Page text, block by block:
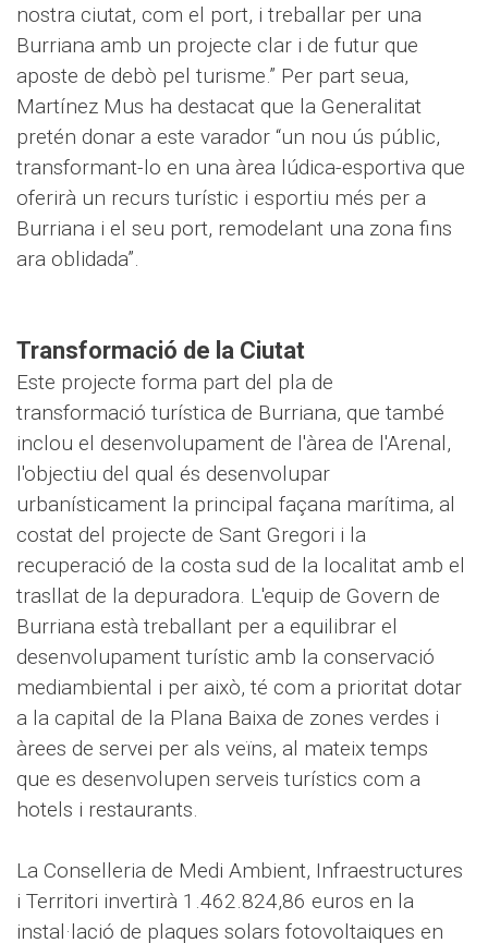
nostra ciutat, com el port, i treballar per una
Burriana amb un projecte clar i de futur que
aposte de debò pel turisme.” Per part seua,
Martínez Mus ha destacat que la Generalitat
pretén donar a este varador “un nou ús públic,
transformant-lo en una àrea lúdica-esportiva que
oferirà un recurs turístic i esportiu més per a
Burriana i el seu port, remodelant una zona fins
ara oblidada”.
Transformació de la Ciutat
Este projecte forma part del pla de
transformació turística de Burriana, que també
inclou el desenvolupament de l'àrea de l'Arenal,
l'objectiu del qual és desenvolupar
urbanísticament la principal façana marítima, al
costat del projecte de Sant Gregori i la
recuperació de la costa sud de la localitat amb el
trasllat de la depuradora. L'equip de Govern de
Burriana està treballant per a equilibrar el
desenvolupament turístic amb la conservació
mediambiental i per això, té com a prioritat dotar
a la capital de la Plana Baixa de zones verdes i
àrees de servei per als veïns, al mateix temps
que es desenvolupen serveis turístics com a
hotels i restaurants.
La Conselleria de Medi Ambient, Infraestructures
i Territori invertirà 1.462.824,86 euros en la
instal·lació de plaques solars fotovoltaiques en